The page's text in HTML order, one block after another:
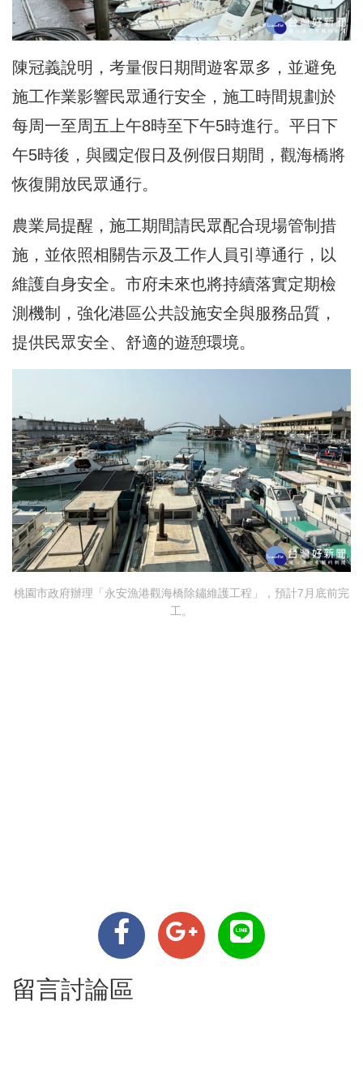
陳冠義說明，考量假日期間遊客眾多，並避免
施工作業影響民眾通行安全，施工時間規劃於
每周一至周五上午8時至下午5時進行。平日下
午5時後，與國定假日及例假日期間，觀海橋將
恢復開放民眾通行。
農業局提醒，施工期間請民眾配合現場管制措
施，並依照相關告示及工作人員引導通行，以
維護自身安全。市府未來也將持續落實定期檢
測機制，強化港區公共設施安全與服務品質，
提供民眾安全、舒適的遊憩環境。
桃園市政府辦理「永安漁港觀海橋除鏽維護工程」，預計7月底前完
工。
留言討論區